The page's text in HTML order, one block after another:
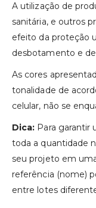
A utilização de
sanitária, e outros
efeito da proteção
desbotamento e
As cores
tonalidade de
celular, não se
Dica: Para garantir
toda a quantidade
seu projeto em
referência (nome)
entre lotes